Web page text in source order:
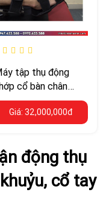
tập thụ động
cổ bàn chân
Giá: 32,000,000đ
động thụ
cổ tay